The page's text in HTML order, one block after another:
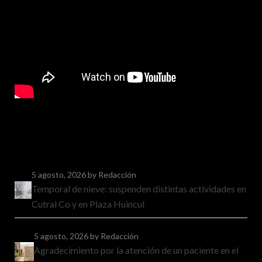
5 agosto, 2026by Redacción
Temporal de nieve: suspenden distintas actividades en
Cutral Co y en Plaza Huincul
5 agosto, 2026by Redacción
Agradecimiento por la atención de un paciente en el